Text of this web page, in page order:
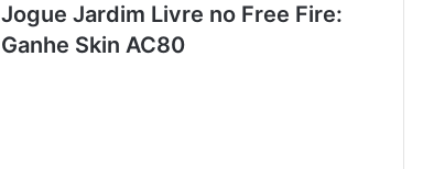
Jogue Jardim Livre no Free Fire:
Ganhe Skin AC80